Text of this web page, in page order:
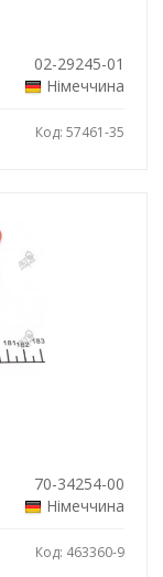
02-29245-01
Німеччина
Код: 57461-35
70-34254-00
Німеччина
Код: 463360-9